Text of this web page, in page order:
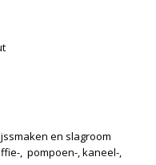
en slagroom
, pompoen-, kaneel-,